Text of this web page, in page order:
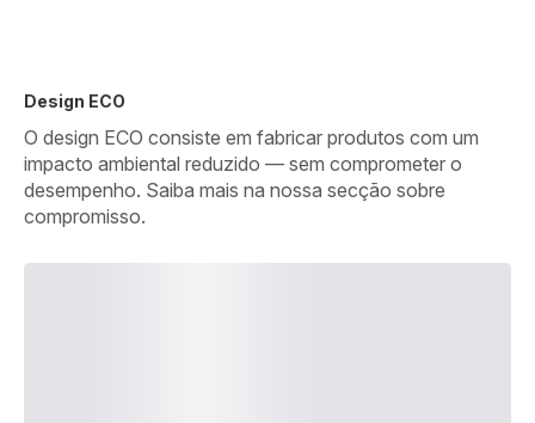
Design ECO
O design ECO consiste em fabricar produtos com um
impacto ambiental reduzido — sem comprometer o
desempenho. Saiba mais na nossa secção sobre
compromisso.